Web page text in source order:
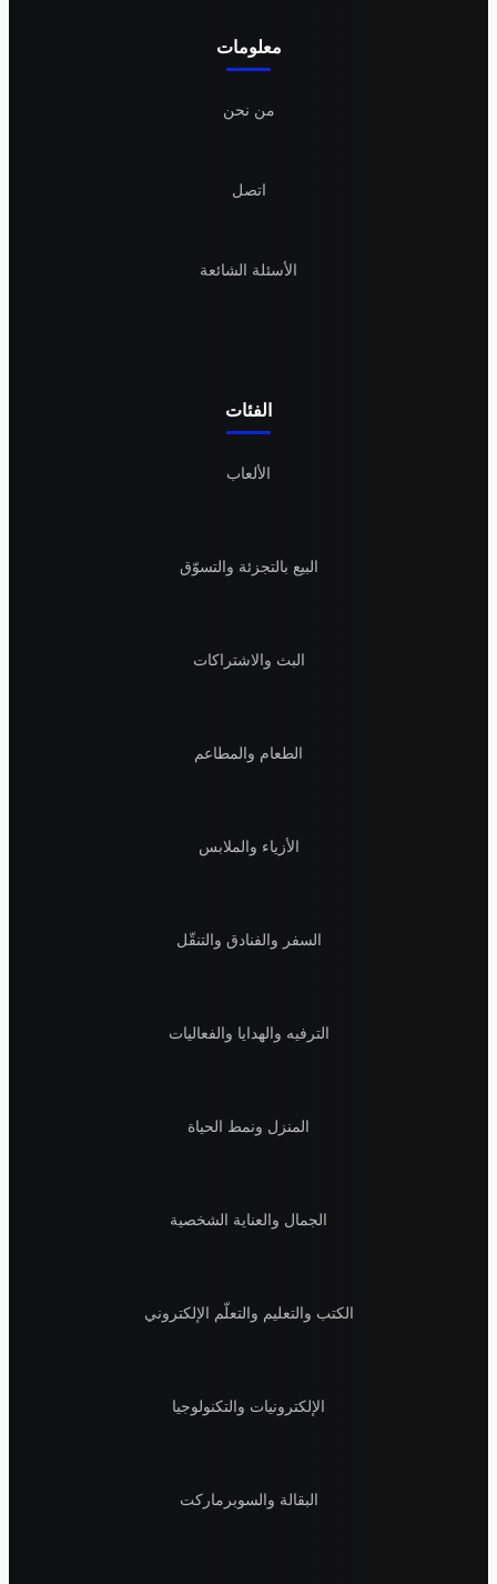
معلومات
من نحن
اتصل
الأسئلة الشائعة
الفئات
الألعاب
البيع بالتجزئة والتسوّق
البث والاشتراكات
الطعام والمطاعم
الأزياء والملابس
السفر والفنادق والتنقّل
الترفيه والهدايا والفعاليات
المنزل ونمط الحياة
الجمال والعناية الشخصية
الكتب والتعليم والتعلّم الإلكتروني
الإلكترونيات والتكنولوجيا
البقالة والسوبرماركت